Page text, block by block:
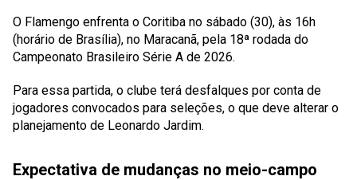
O Flamengo enfrenta o Coritiba no sábado (30), às 16h
(horário de Brasília), no Maracanã, pela 18ª rodada do
Campeonato Brasileiro Série A de 2026.
Para essa partida, o clube terá desfalques por conta de
jogadores convocados para seleções, o que deve alterar o
planejamento de Leonardo Jardim.
Expectativa de mudanças no meio-campo